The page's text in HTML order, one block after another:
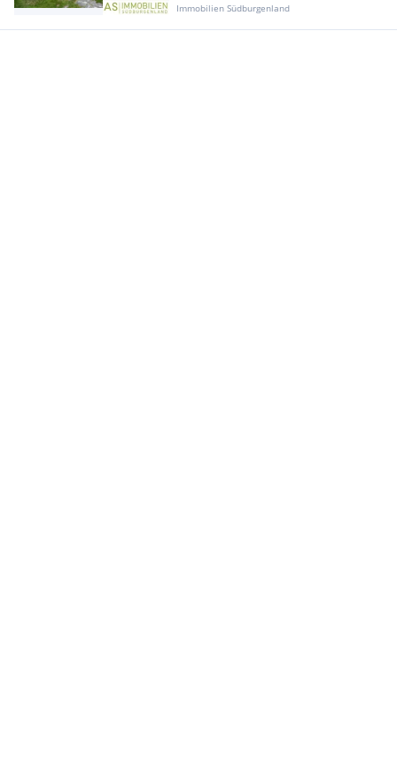
Immobilien Südburgenland